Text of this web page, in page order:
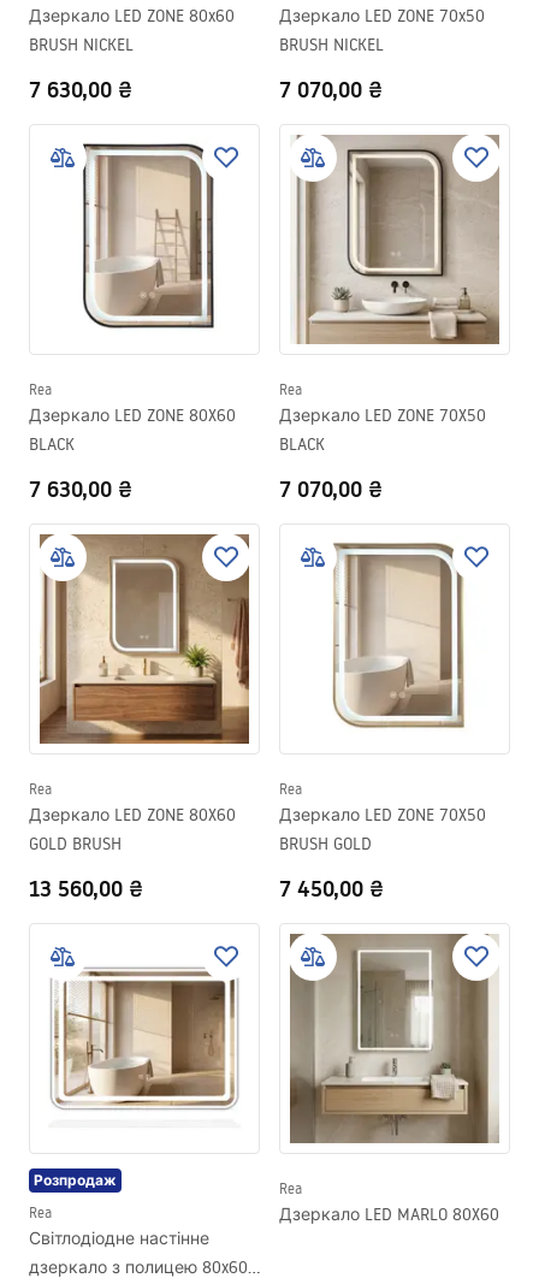
Дзеркало LED ZONE 80x60
BRUSH NICKEL
7 630,00 ₴
Дзеркало LED ZONE 70x50
BRUSH NICKEL
7 070,00 ₴
Rea
Дзеркало LED ZONE 80X60
BLACK
7 630,00 ₴
Rea
Дзеркало LED ZONE 70X50
BLACK
7 070,00 ₴
Rea
Дзеркало LED ZONE 80X60
GOLD BRUSH
13 560,00 ₴
Rea
Дзеркало LED ZONE 70X50
BRUSH GOLD
7 450,00 ₴
Розпродаж
Rea
Світлодіодне настінне
дзеркало з полицею 80x60
Rea
Дзеркало LED MARLO 80X60